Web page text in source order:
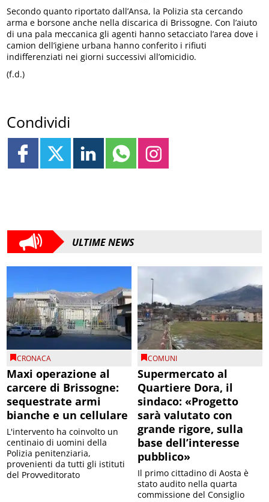
Secondo quanto riportato dall’Ansa, la Polizia sta cercando
arma e borsone anche nella discarica di Brissogne. Con l’aiuto
di una pala meccanica gli agenti hanno setacciato l’area dove i
camion dell’igiene urbana hanno conferito i rifiuti
indifferenziati nei giorni successivi all’omicidio.
(f.d.)
Condividi
ULTIME NEWS
CRONACA
Maxi operazione al
carcere di Brissogne:
sequestrate armi
bianche e un cellulare
L'intervento ha coinvolto un
centinaio di uomini della
Polizia penitenziaria,
provenienti da tutti gli istituti
del Provveditorato
COMUNI
Supermercato al
Quartiere Dora, il
sindaco: «Progetto
sarà valutato con
grande rigore, sulla
base dell’interesse
pubblico»
Il primo cittadino di Aosta è
stato audito nella quarta
commissione del Consiglio